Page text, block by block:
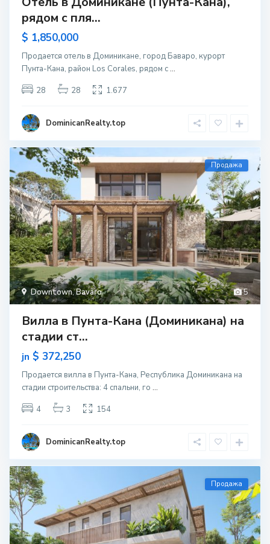
рядом с пля...
$ 1,850,000
Продается отель в Доминикане, город Баваро, курорт
Пунта-Кана, район Los Corales, рядом с...
28
28 1.677
DominicanRealty.top
5
Downtown,Bavaro
Продажа
Вилла в Пунта-Кана (Доминикана) на
стадии ст...
jn $ 372,250
Продается вилла в Пунта-Кана, Республика Доминикана на
стадии строительcтва: 4 спальни, го ...
4
3 154
DominicanRealty.top
Продажа